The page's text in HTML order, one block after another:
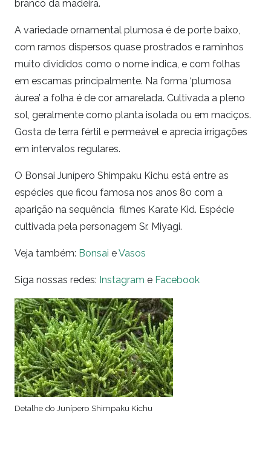
branco da madeira.
A variedade ornamental plumosa é de porte baixo,
com ramos dispersos quase prostrados e raminhos
muito divididos como o nome indica, e com folhas
em escamas principalmente. Na forma ‘plumosa
áurea’ a folha é de cor amarelada. Cultivada a pleno
sol, geralmente como planta isolada ou em maciços.
Gosta de terra fértil e permeável e aprecia irrigações
em intervalos regulares.
O Bonsai Junípero Shimpaku Kichu está entre as
espécies que ficou famosa nos anos 80 com a
aparição na sequência filmes Karate Kid. Espécie
cultivada pela personagem Sr. Miyagi.
Veja também: Bonsai eVasos
Siga nossas redes: Instagram e Facebook
Detalhe do Junípero Shimpaku Kichu